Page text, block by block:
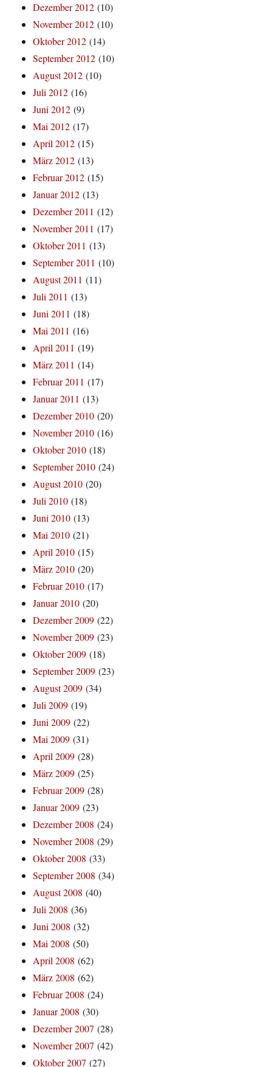
Dezember 2012 (10)
November 2012 (10)
Oktober 2012 (14)
September 2012 (10)
August 2012 (10)
Juli 2012 (16)
Juni 2012 (9)
Mai 2012 (17)
April 2012 (15)
März 2012 (13)
Februar 2012 (15)
Januar 2012 (13)
Dezember 2011 (12)
November 2011 (17)
Oktober 2011 (13)
September 2011 (10)
August 2011 (11)
Juli 2011 (13)
Juni 2011 (18)
Mai 2011 (16)
April 2011 (19)
März 2011 (14)
Februar 2011 (17)
Januar 2011 (13)
Dezember 2010 (20)
November 2010 (16)
Oktober 2010 (18)
September 2010 (24)
August 2010 (20)
Juli 2010 (18)
Juni 2010 (13)
Mai 2010 (21)
April 2010 (15)
März 2010 (20)
Februar 2010 (17)
Januar 2010 (20)
Dezember 2009 (22)
November 2009 (23)
Oktober 2009 (18)
September 2009 (23)
August 2009 (34)
Juli 2009 (19)
Juni 2009 (22)
Mai 2009 (31)
April 2009 (28)
März 2009 (25)
Februar 2009 (28)
Januar 2009 (23)
Dezember 2008 (24)
November 2008 (29)
Oktober 2008 (33)
September 2008 (34)
August 2008 (40)
Juli 2008 (36)
Juni 2008 (32)
Mai 2008 (50)
April 2008 (62)
März 2008 (62)
Februar 2008 (24)
Januar 2008 (30)
Dezember 2007 (28)
November 2007 (42)
Oktober 2007 (27)